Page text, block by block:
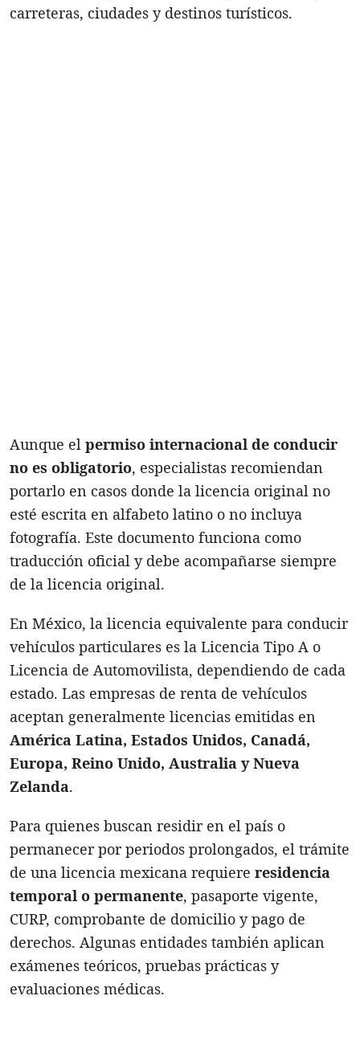
carreteras, ciudades y destinos turísticos.
Aunque el permiso internacional de conducir
no es obligatorio, especialistas recomiendan
portarlo en casos donde la licencia original no
esté escrita en alfabeto latino o no incluya
fotografía. Este documento funciona como
traducción oficial y debe acompañarse siempre
de la licencia original.
En México, la licencia equivalente para conducir
vehículos particulares es la Licencia Tipo A o
Licencia de Automovilista, dependiendo de cada
estado. Las empresas de renta de vehículos
aceptan generalmente licencias emitidas en
América Latina, Estados Unidos, Canadá,
Europa, Reino Unido, Australia y Nueva
Zelanda.
Para quienes buscan residir en el país o
permanecer por periodos prolongados, el trámite
de una licencia mexicana requiere residencia
temporal o permanente, pasaporte vigente,
CURP, comprobante de domicilio y pago de
derechos. Algunas entidades también aplican
exámenes teóricos, pruebas prácticas y
evaluaciones médicas.